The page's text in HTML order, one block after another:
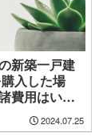
新築一戸建
入した場
費用はいく
2024.07.25